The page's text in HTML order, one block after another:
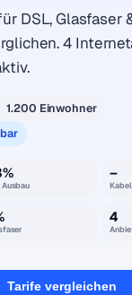
DSL, Glasfaser
4
1.200 Einwohner
Ausbau
–
4
Tarife vergleichen